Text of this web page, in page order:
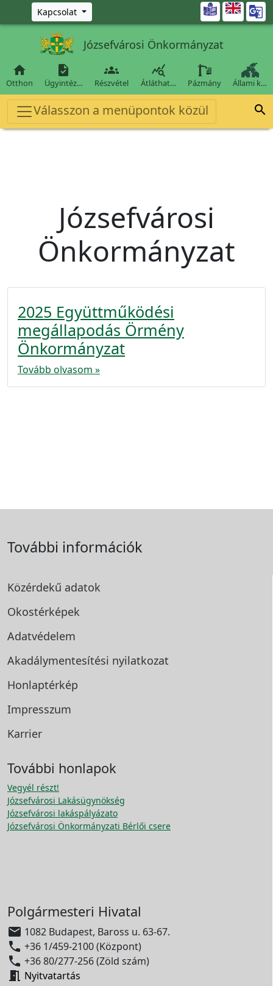
Ugrás a fő tartalomra
Kapcsolat 
Józsefvárosi Önkormányzat

Otthon

Ügyintéz…

Részvétel

Átláthat… Pázmány Állami k…
Válasszon a menüpontok közül 
Józsefvárosi
Önkormányzat
2025 Együttműködési
megállapodás Örmény
Önkormányzat
Tovább olvasom »
További információk
Közérdekű adatok
Okostérképek
Adatvédelem
Akadálymentesítési nyilatkozat
Honlaptérkép
Impresszum
Karrier
További honlapok
Vegyél részt!
Józsefvárosi Lakásügynökség
Józsefvárosi lakáspályázato
Józsefvárosi Önkormányzati Bérlői csere
Polgármesteri Hivatal
 1082 Budapest, Baross u. 63-67.
 +36 1/459-2100 (Központ)
 +36 80/277-256 (Zöld szám)
 Nyitvatartás